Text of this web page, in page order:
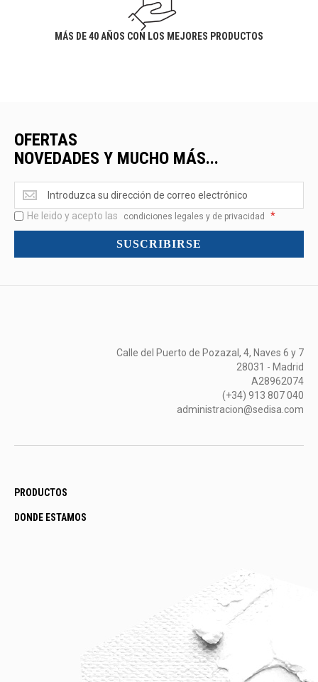
MÁS DE 40 AÑOS CON LOS MEJORES PRODUCTOS
OFERTAS
NOVEDADES Y MUCHO MÁS...
Ofertas
<br>Novedades
y
mucho
He leido y acepto las condiciones legales y de privacidad *
SUSCRIBIRSE
Calle del Puerto de Pozazal, 4, Naves 6 y 7
28031 - Madrid
A28962074
(+34) 913 807 040
administracion@sedisa.com
PRODUCTOS
DONDE ESTAMOS